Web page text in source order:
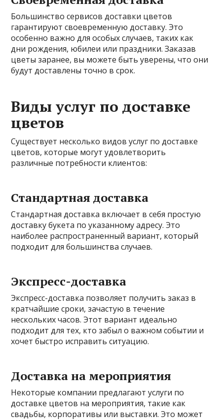
Большинство сервисов доставки цветов
гарантируют своевременную доставку. Это
особенно важно для особых случаев, таких как
дни рождения, юбилеи или праздники. Заказав
цветы заранее, вы можете быть уверены, что они
будут доставлены точно в срок.
Виды услуг по доставке
цветов
Существует несколько видов услуг по доставке
цветов, которые могут удовлетворить
различные потребности клиентов:
Стандартная доставка
Стандартная доставка включает в себя простую
доставку букета по указанному адресу. Это
наиболее распространенный вариант, который
подходит для большинства случаев.
Экспресс-доставка
Экспресс-доставка позволяет получить заказ в
кратчайшие сроки, зачастую в течение
нескольких часов. Этот вариант идеально
подходит для тех, кто забыл о важном событии и
хочет быстро исправить ситуацию.
Доставка на мероприятия
Некоторые компании предлагают услуги по
доставке цветов на мероприятия, такие как
свадьбы, корпоративы или выставки. Это может